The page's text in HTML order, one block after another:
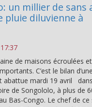
un millier de sans
pluie diluvienne à
de maisons écroulées et
C’est le bilan
abattue mardi 19 avril
de Songololo, à plus de
Bas-Congo. Le chef de